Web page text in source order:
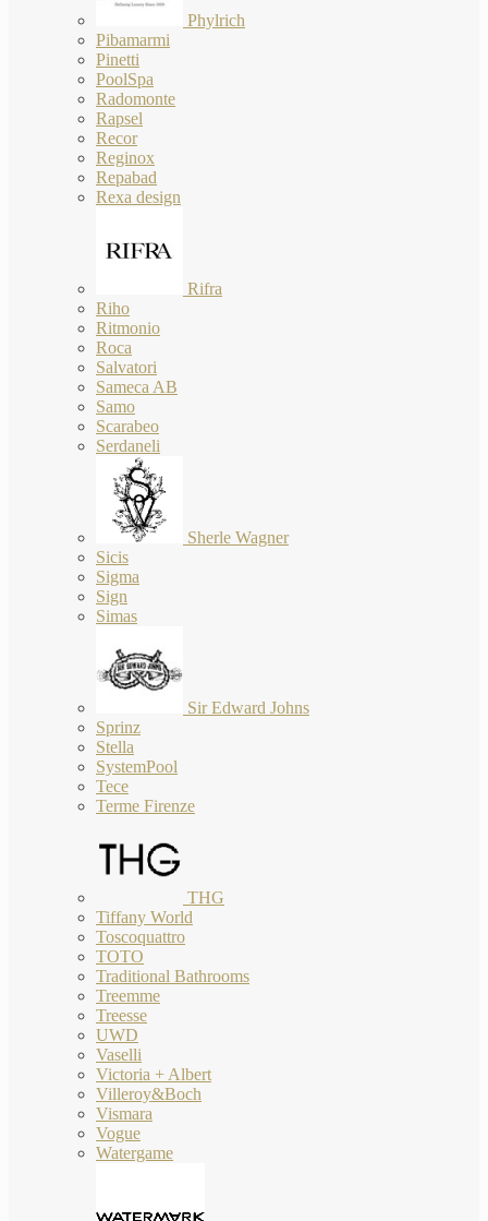
Phylrich
Pibamarmi
Pinetti
PoolSpa
Radomonte
Rapsel
Recor
Reginox
Repabad
Rexa design
Rifra
Riho
Ritmonio
Roca
Salvatori
Sameca AB
Samo
Scarabeo
Serdaneli
Sherle Wagner
Sicis
Sigma
Sign
Simas
Sir Edward Johns
Sprinz
Stella
SystemPool
Tece
Terme Firenze
THG
Tiffany World
Toscoquattro
TOTO
Traditional Bathrooms
Treemme
Treesse
UWD
Vaselli
Victoria + Albert
Villeroy&Boch
Vismara
Vogue
Watergame